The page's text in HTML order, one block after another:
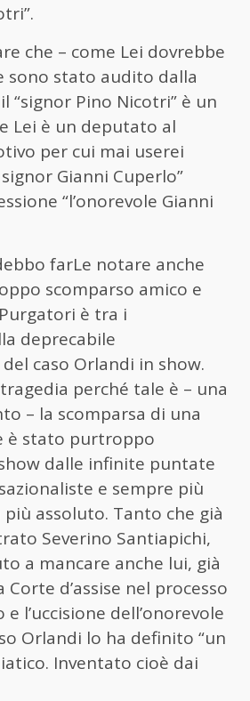
che – come Lei dovrebbe
sono stato audito dalla
“signor Pino Nicotri” è un
Lei è un deputato al
per cui mai userei
signor Gianni Cuperlo”
“l’onorevole Gianni
farLe notare anche
scomparso amico e
è tra i
deprecabile
caso Orlandi in show.
perché tale è – una
– la scomparsa di una
è stato purtroppo
dalle infinite puntate
e sempre più
assoluto. Tanto che già
Severino Santiapichi,
a mancare anche lui, già
d’assise nel processo
l’uccisione dell’onorevole
Orlandi lo ha definito “un
Inventato cioè dai